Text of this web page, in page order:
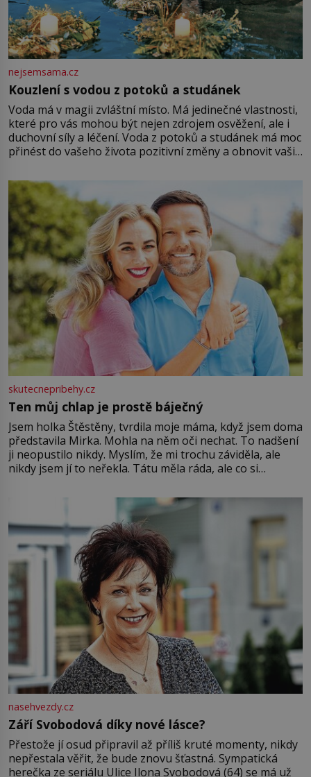
nejsemsama.cz
Kouzlení s vodou z potoků a studánek
Voda má v magii zvláštní místo. Má jedinečné vlastnosti,
které pro vás mohou být nejen zdrojem osvěžení, ale i
duchovní síly a léčení. Voda z potoků a studánek má moc
přinést do vašeho života pozitivní změny a obnovit vaši
můžete obohatit své rituály a přinést do svého života
větší harmonii a klid. Je důležité
skutecnepribehy.cz
Ten můj chlap je prostě báječný
Jsem holka Štěstěny, tvrdila moje máma, když jsem doma
představila Mirka. Mohla na něm oči nechat. To nadšení
ji neopustilo nikdy. Myslím, že mi trochu záviděla, ale
nikdy jsem jí to neřekla. Tátu měla ráda, ale co si
Jsme spolu moc rádi Tehdy byla jiná doba, když
nasehvezdy.cz
Září Svobodová díky nové lásce?
Přestože jí osud připravil až příliš kruté momenty, nikdy
nepřestala věřit, že bude znovu šťastná. Sympatická
herečka ze seriálu Ulice Ilona Svobodová (64) se má už